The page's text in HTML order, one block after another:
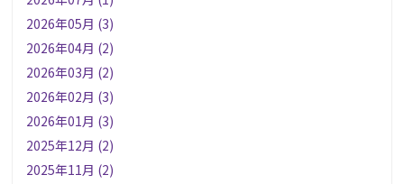
2026年05月 (3)
2026年04月 (2)
2026年03月 (2)
2026年02月 (3)
2026年01月 (3)
2025年12月 (2)
2025年11月 (2)